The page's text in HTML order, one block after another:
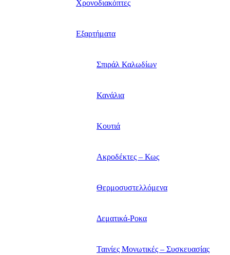
Χρονοδιακόπτες
Εξαρτήματα
Σπιράλ Καλωδίων
Κανάλια
Κουτιά
Ακροδέκτες – Κως
Θερμοσυστελλόμενα
Δεματικά-Ροκα
Ταινίες Μονωτικές – Συσκευασίας